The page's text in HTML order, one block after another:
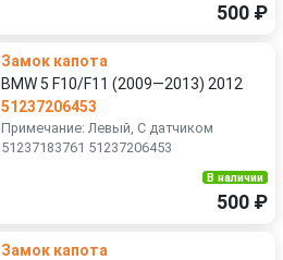
500 ₽
Замок капота
BMW 5 F10/F11 (2009—2013) 2012
51237206453
Примечание: Левый, С датчиком
51237183761 51237206453
В наличии
500 ₽
Замок капота